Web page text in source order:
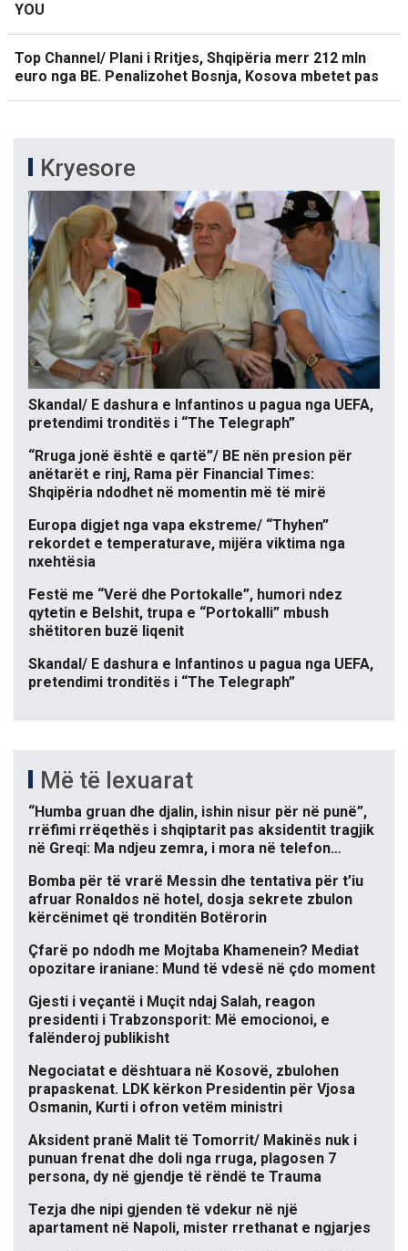
YOU
Top Channel/ Plani i Rritjes, Shqipëria merr 212 mln
euro nga BE. Penalizohet Bosnja, Kosova mbetet pas
Kryesore
Skandal/ E dashura e Infantinos u pagua nga UEFA,
pretendimi tronditës i “The Telegraph”
“Rruga jonë është e qartë”/ BE nën presion për
anëtarët e rinj, Rama për Financial Times:
Shqipëria ndodhet në momentin më të mirë
Europa digjet nga vapa ekstreme/ “Thyhen”
rekordet e temperaturave, mijëra viktima nga
nxehtësia
Festë me “Verë dhe Portokalle”, humori ndez
qytetin e Belshit, trupa e “Portokalli” mbush
shëtitoren buzë liqenit
Skandal/ E dashura e Infantinos u pagua nga UEFA,
pretendimi tronditës i “The Telegraph”
Më të lexuarat
“Humba gruan dhe djalin, ishin nisur për në punë”,
rrëfimi rrëqethës i shqiptarit pas aksidentit tragjik
në Greqi: Ma ndjeu zemra, i mora në telefon…
Bomba për të vrarë Messin dhe tentativa për t’iu
afruar Ronaldos në hotel, dosja sekrete zbulon
kërcënimet që tronditën Botërorin
Çfarë po ndodh me Mojtaba Khamenein? Mediat
opozitare iraniane: Mund të vdesë në çdo moment
Gjesti i veçantë i Muçit ndaj Salah, reagon
presidenti i Trabzonsporit: Më emocionoi, e
falënderoj publikisht
Negociatat e dështuara në Kosovë, zbulohen
prapaskenat. LDK kërkon Presidentin për Vjosa
Osmanin, Kurti i ofron vetëm ministri
Aksident pranë Malit të Tomorrit/ Makinës nuk i
punuan frenat dhe doli nga rruga, plagosen 7
persona, dy në gjendje të rëndë te Trauma
Tezja dhe nipi gjenden të vdekur në një
apartament në Napoli, mister rrethanat e ngjarjes